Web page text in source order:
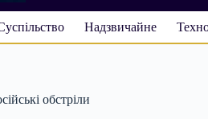
Надзвичайне
обстріли